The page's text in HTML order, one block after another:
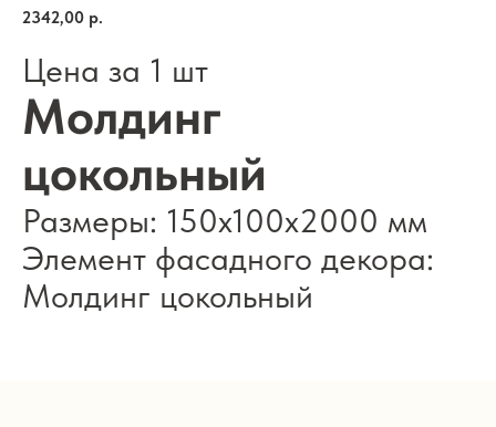
2342,00 р.
Цена за 1 шт
Молдинг
цокольный
Размеры: 150х100х2000 мм
Элемент фасадного декора:
Молдинг цокольный